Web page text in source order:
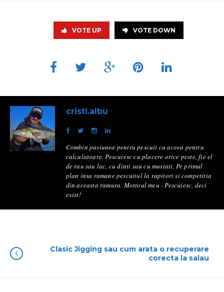
VOTE UP VOTE DOWN
cristi.albu
Combin pasiunea pentru pescuit cu aceea pentru
calculatoare. Pescuiesc cu placere orice peste, fie el
de rau sau lac, cu dinti sau cu mustati. Pe primul
plan insa ramane pescuitul la rapitori si competitia
din aceasta ramura. Mottoul meu - Pescuiesc, deci
exist!
Clasic Jigging sau cum arata o recuperare
corecta la salau